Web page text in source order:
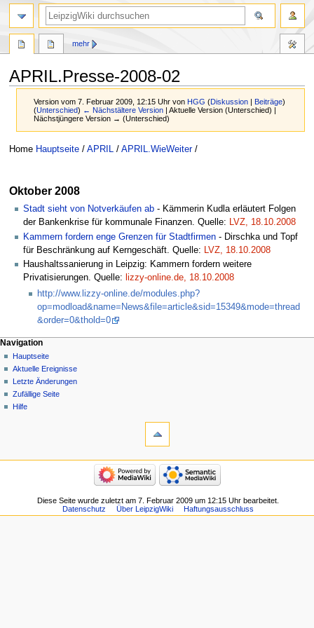
APRIL.Presse-2008-02
Version vom 7. Februar 2009, 12:15 Uhr vonHGG (Diskussion |Beiträge)
(Unterschied) ← Nächstältere Version | Aktuelle Version (Unterschied) |
Nächstjüngere Version → (Unterschied)
Zur
Zur
Home Hauptseite/ APRIL/ APRIL.WieWeiter/
Oktober 2008
Stadt sieht von Notverkäufen ab - Kämmerin Kudla erläutert Folgen
der Bankenkrise für kommunale Finanzen. Quelle: LVZ, 18.10.2008
Kammern fordern enge Grenzen für Stadtfirmen - Dirschka und Topf
für Beschränkung auf Kerngeschäft. Quelle:
LVZ, 18.10.2008
Haushaltssanierung in Leipzig: Kammern fordern weitere
Privatisierungen. Quelle: lizzy-online.de, 18.10.2008
http://www.lizzy-online.de/modules.php?
op=modload&name=News&file=article&sid=15349&mode=thread
&order=0&thold=0
mehr
Navigation
Hauptseite
Aktuelle Ereignisse
Letzte Änderungen
Zufällige Seite
Hilfe
Diese Seite wurde zuletzt am 7. Februar 2009 um 12:15 Uhr bearbeitet.
Datenschutz
Über LeipzigWiki Haftungsausschluss